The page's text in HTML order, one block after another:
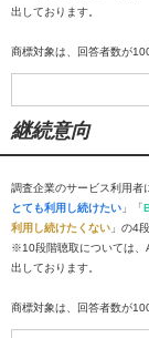
出しております。
商標対象は、回答者数が
継続意向
調査企業のサービス利用者
とても利用し続けたい 」「
利用し続けたくない 」の4
※10段階聴取については、
出しております。
商標対象は、回答者数が